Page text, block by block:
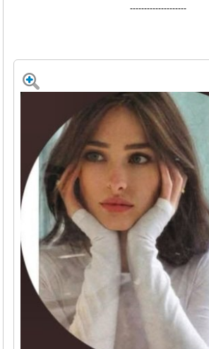
--------------------